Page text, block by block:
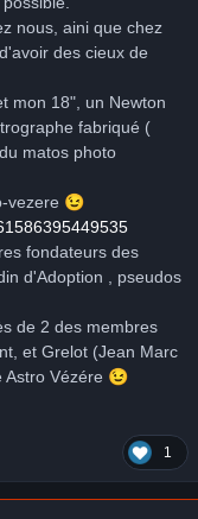
nous, aini que chez
des cieux de
mon 18", un Newton
fabriqué (
matos photo
vezere 😉
fondateurs des
d'Adoption , pseudos
de 2 des membres
et Grelot (Jean Marc
Vézére 😉
1